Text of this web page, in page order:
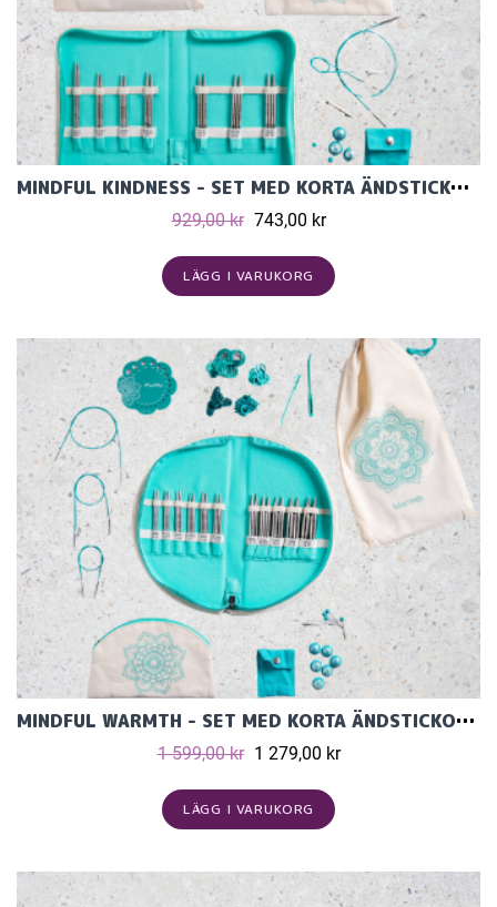
MINDFUL KINDNESS - SET MED KORTA ÄNDSTICKOR (7 PAR, 10 CM) OCH TILLBEHÖR
929,00 kr 743,00 kr
LÄGG I VARUKORG
MINDFUL WARMTH - SET MED KORTA ÄNDSTICKOR (11 PAR, 10 CM) OCH TILLBEHÖR
1 599,00 kr 1 279,00 kr
LÄGG I VARUKORG